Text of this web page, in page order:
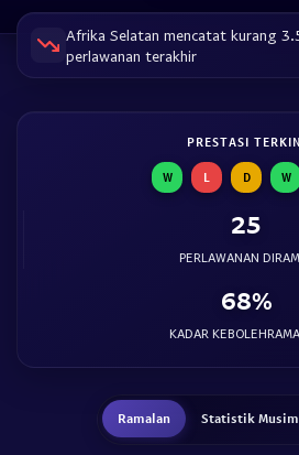
Afrika Selatan mencatat kurang
perlawanan terakhir
PRESTASI
W L D W
25
PERLAWANAN
68%
KADAR
Ramalan Statistik Musim